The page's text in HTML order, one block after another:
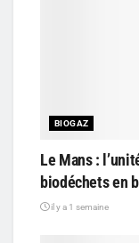
BIOGAZ
Le Mans :
biodéchets en
il y a 1 semaine